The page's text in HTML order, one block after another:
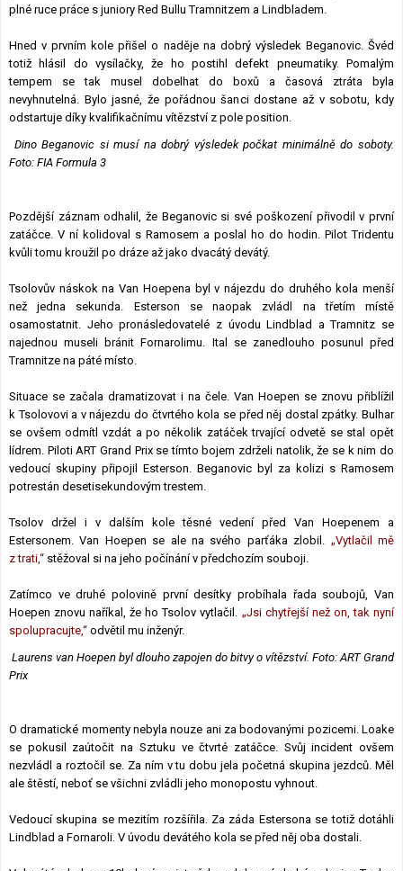
plné ruce práce s juniory Red Bullu Tramnitzem a Lindbladem.
Hned v prvním kole přišel o naděje na dobrý výsledek Beganovic. Švéd
totiž hlásil do vysílačky, že ho postihl defekt pneumatiky. Pomalým
tempem se tak musel dobelhat do boxů a časová ztráta byla
nevyhnutelná. Bylo jasné, že pořádnou šanci dostane až v sobotu, kdy
odstartuje díky kvalifikačnímu vítězství z pole position.
Dino Beganovic si musí na dobrý výsledek počkat minimálně do soboty.
Foto: FIA Formula 3
Pozdější záznam odhalil, že Beganovic si své poškození přivodil v první
zatáčce. V ní kolidoval s Ramosem a poslal ho do hodin. Pilot Tridentu
kvůli tomu kroužil po dráze až jako dvacátý devátý.
Tsolovův náskok na Van Hoepena byl v nájezdu do druhého kola menší
než jedna sekunda. Esterson se naopak zvládl na třetím místě
osamostatnit. Jeho pronásledovatelé z úvodu Lindblad a Tramnitz se
najednou museli bránit Fornarolimu. Ital se zanedlouho posunul před
Tramnitze na páté místo.
Situace se začala dramatizovat i na čele. Van Hoepen se znovu přiblížil
k Tsolovovi a v nájezdu do čtvrtého kola se před něj dostal zpátky. Bulhar
se ovšem odmítl vzdát a po několik zatáček trvající odvetě se stal opět
lídrem. Piloti ART Grand Prix se tímto bojem zdrželi natolik, že se k nim do
vedoucí skupiny připojil Esterson. Beganovic byl za kolizi s Ramosem
potrestán desetisekundovým trestem.
Tsolov držel i v dalším kole těsné vedení před Van Hoepenem a
Estersonem. Van Hoepen se ale na svého parťáka zlobil. „Vytlačil mě
z trati,“ stěžoval si na jeho počínání v předchozím souboji.
Zatímco ve druhé polovině první desítky probíhala řada soubojů, Van
Hoepen znovu naříkal, že ho Tsolov vytlačil. „Jsi chytřejší než on, tak nyní
spolupracujte,“ odvětil mu inženýr.
Laurens van Hoepen byl dlouho zapojen do bitvy o vítězství. Foto: ART Grand
Prix
O dramatické momenty nebyla nouze ani za bodovanými pozicemi. Loake
se pokusil zaútočit na Sztuku ve čtvrté zatáčce. Svůj incident ovšem
nezvládl a roztočil se. Za ním v tu dobu jela početná skupina jezdců. Měl
ale štěstí, neboť se všichni zvládli jeho monopostu vyhnout.
Vedoucí skupina se mezitím rozšířila. Za záda Estersona se totiž dotáhli
Lindblad a Fornaroli. V úvodu devátého kola se před něj oba dostali.